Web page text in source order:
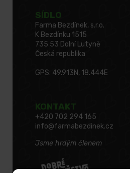
SÍDLO
Farma Bezdínek, s.r.o.
K Bezdínku 1515
735 53 Dolní Lutyně
Česká republika
GPS: 49.913N, 18.444E
KONTAKT
+420 702 294 165
info@farmabezdinek.cz
Jsme hrdým členem